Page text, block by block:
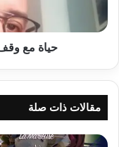
حياة مع
مقالات ذات صلة